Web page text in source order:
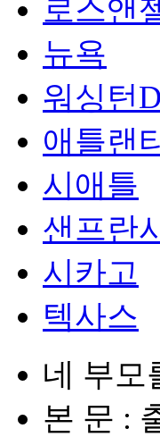
로스앤
뉴욕
워싱턴
애틀랜
시애틀
샌프란
시카고
텍사스
네 부모
본 문 :